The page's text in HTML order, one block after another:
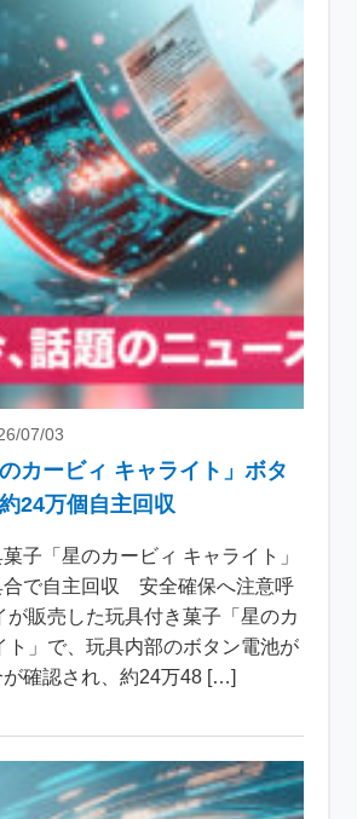
07/03
カービィ キャライト」ボタ
24万個自主回収
子「星のカービィ キャライト」
合で自主回収 安全確保へ注意呼
が販売した玩具付き菓子「星のカ
ト」で、玩具内部のボタン電池が
確認され、約24万48 […]